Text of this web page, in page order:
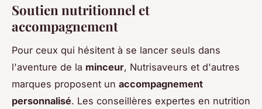
Soutien nutritionnel et
accompagnement
Pour ceux qui hésitent à se lancer seuls dans
l'aventure de la minceur, Nutrisaveurs et d'autres
marques proposent un accompagnement
personnalisé. Les conseillères expertes en nutrition